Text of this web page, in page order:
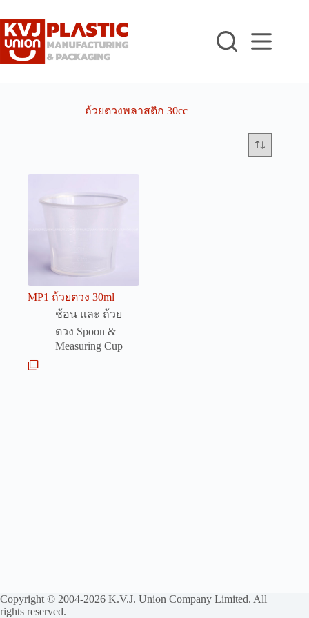
to
content
ถ้วยตวงพลาสติก 30cc
MP1 ถ้วยตวง 30ml
ช้อน และ ถ้วย
ตวง Spoon &
Measuring Cup
Copyright © 2004-2026 K.V.J. Union Company Limited. All
rights reserved.